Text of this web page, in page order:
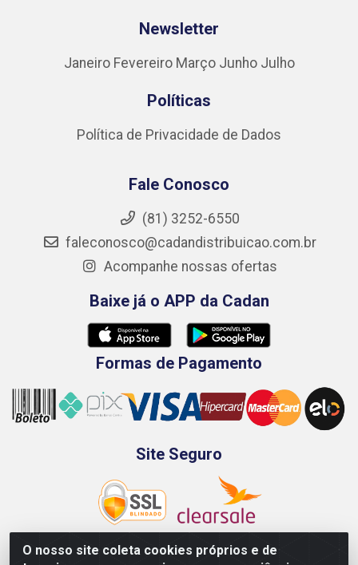
O nosso site coleta cookies próprios e de
Newsletter
Janeiro Fevereiro Março Junho Julho
Políticas
Política de Privacidade de Dados
Fale Conosco
(81) 3252-6550
faleconosco@cadandistribuicao.com.br
Acompanhe nossas ofertas
Baixe já o APP da Cadan
Formas de Pagamento
Site Seguro